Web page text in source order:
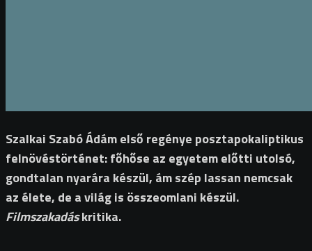
Szalkai Szabó Ádám első regénye posztapokaliptikus
felnövéstörténet: főhőse az egyetem előtti utolsó,
gondtalan nyarára készül, ám szép lassan nemcsak
az élete, de a világ is összeomlani készül.
Filmszakadáskritika.